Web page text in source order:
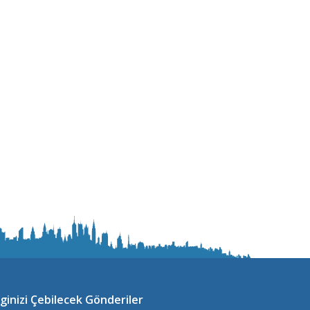
Çebilecek Gönderiler